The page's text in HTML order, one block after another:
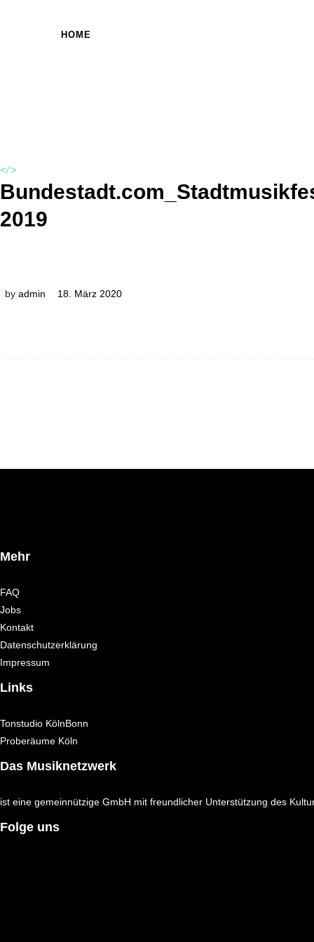
HOME
</>
2019
by admin 18. März 2020
Mehr
FAQ
Jobs
Kontakt
Datenschutzerklärung
Impressum
Links
Tonstudio KölnBonn
Proberäume Köln
Das Musiknetzwerk
ist eine gemeinnützige GmbH mit freundlicher Unterstützung des
Folge uns